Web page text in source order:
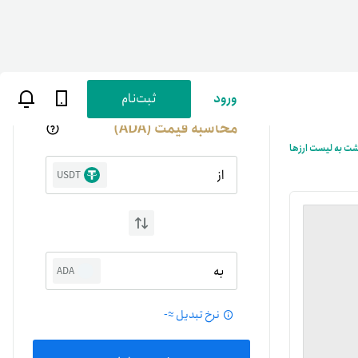
ورود ثبت‌نام
به لیست ارزها
محاسبه قیمت (ADA)
از USDT
به ADA
نرخ تبدیل ≈-